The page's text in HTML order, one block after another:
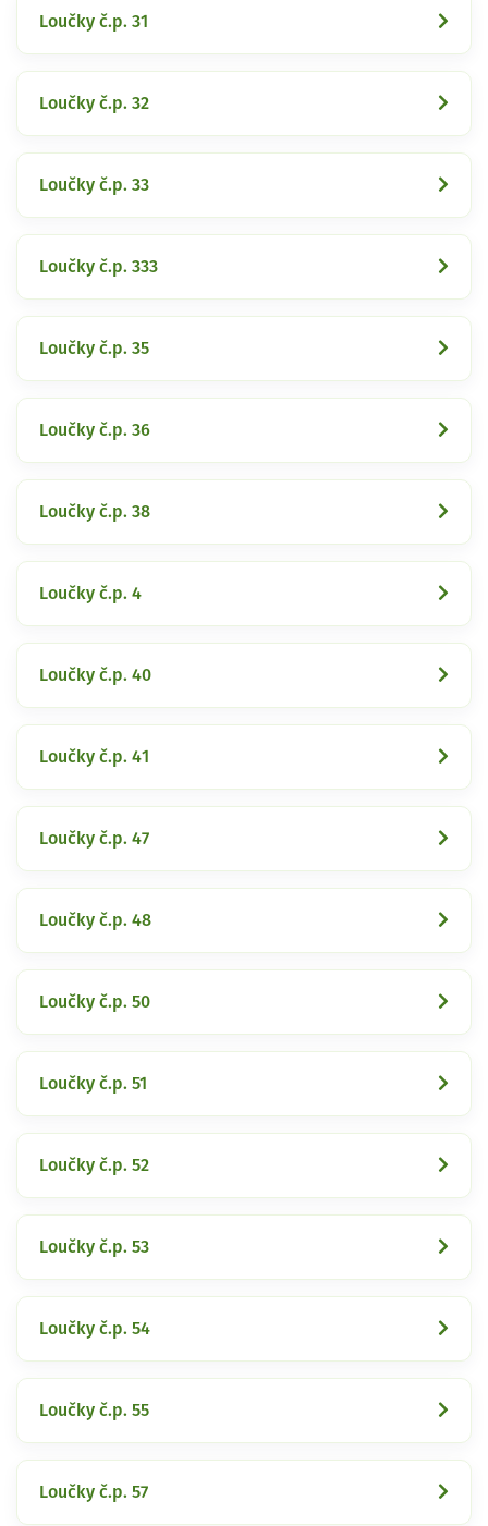
Loučky č.p. 31
Loučky č.p. 32
Loučky č.p. 33
Loučky č.p. 333
Loučky č.p. 35
Loučky č.p. 36
Loučky č.p. 38
Loučky č.p. 4
Loučky č.p. 40
Loučky č.p. 41
Loučky č.p. 47
Loučky č.p. 48
Loučky č.p. 50
Loučky č.p. 51
Loučky č.p. 52
Loučky č.p. 53
Loučky č.p. 54
Loučky č.p. 55
Loučky č.p. 57